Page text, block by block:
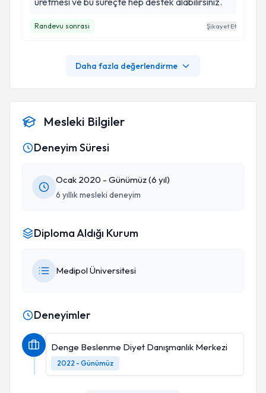
Randevu sonrası Şikayet Et
Daha fazla değerlendirme
Mesleki Bilgiler
Deneyim Süresi
Ocak 2020 - Günümüz (6 yıl)
6 yıllık mesleki deneyim
Diploma Aldığı Kurum
Medipol Üniversitesi
Deneyimler
Denge Beslenme Diyet Danışmanlık Merkezi
2022 - Günümüz